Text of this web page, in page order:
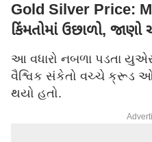
Gold Silver Price:
કિંમતોમાં ઉછાળો,
આ વધારો નબળા પડતા
વૈશ્વિક સંકેતો વચ્ચે ક્રૂડ
થયો હતો.